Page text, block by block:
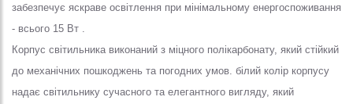
забезпечує яскраве освітлення при мінімальному енергоспоживання
- всього 15 Вт .
Корпус світильника виконаний з міцного полікарбонату, який стійкий
до механічних пошкоджень та погодних умов. білий колір корпусу
надає світильнику сучасного та елегантного вигляду, який